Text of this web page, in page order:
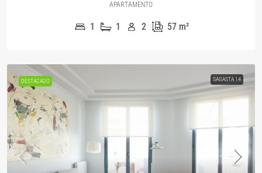
APARTAMENTO
1 1 2 57 m²
DESTACADO SAGASTA 14